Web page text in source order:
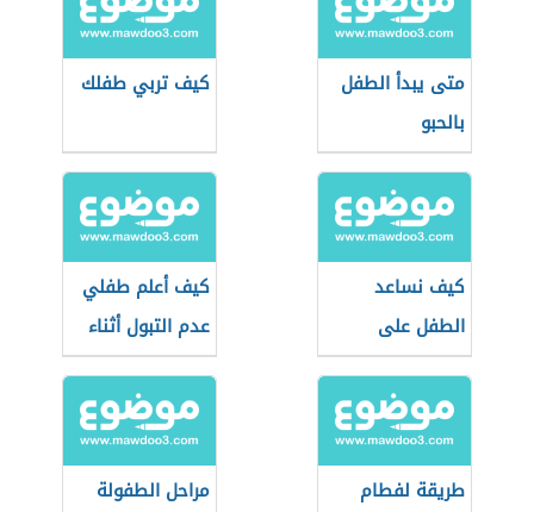
متى يبدأ الطفل
بالحبو
كيف تربي طفلك
كيف نساعد
الطفل على
المشي
كيف أعلم طفلي
عدم التبول أثناء
النوم
طريقة لفطام
مراحل الطفولة